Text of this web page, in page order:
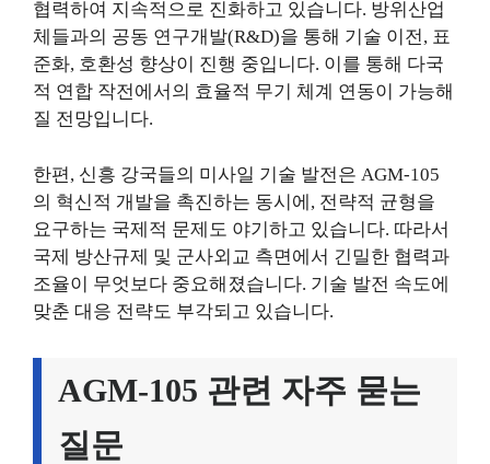
협력하여 지속적으로 진화하고 있습니다. 방위산업
체들과의 공동 연구개발(R&D)을 통해 기술 이전, 표
준화, 호환성 향상이 진행 중입니다. 이를 통해 다국
적 연합 작전에서의 효율적 무기 체계 연동이 가능해
질 전망입니다.
한편, 신흥 강국들의 미사일 기술 발전은 AGM-105
의 혁신적 개발을 촉진하는 동시에, 전략적 균형을
요구하는 국제적 문제도 야기하고 있습니다. 따라서
국제 방산규제 및 군사외교 측면에서 긴밀한 협력과
조율이 무엇보다 중요해졌습니다. 기술 발전 속도에
맞춘 대응 전략도 부각되고 있습니다.
AGM-105 관련 자주 묻는
질문